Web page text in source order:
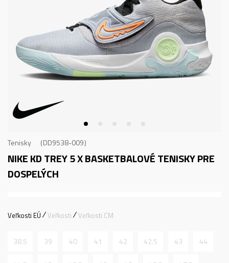
Tenisky DD9538-009
NIKE KD TREY 5 XBASKETBALOVÉ TENISKY PRE
DOSPELÝCH
Veľkosti EÚ Veľkosti Veľkosti CM
38.5 39 40 41 42 42.5 43 44